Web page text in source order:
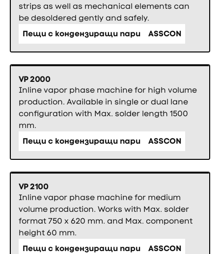
strips as well as mechanical elements can
be desoldered gently and safely.
Пещи с кондензиращи пари
ASSCON
VP 2000
Inline vapor phase machine for high volume
production. Available in single or dual lane
configuration with Max. solder length 1500
mm.
Пещи с кондензиращи пари
ASSCON
VP 2100
Inline vapor phase machine for medium
volume production. Works with Max. solder
format 750 x 620 mm. and Max. component
height 60 mm.
Пещи с кондензиращи пари
ASSCON